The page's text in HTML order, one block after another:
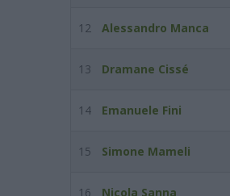
12 Alessandro Manca
13 Dramane Cissé
14 Emanuele Fini
15 Simone Mameli
16 Nicola Sanna